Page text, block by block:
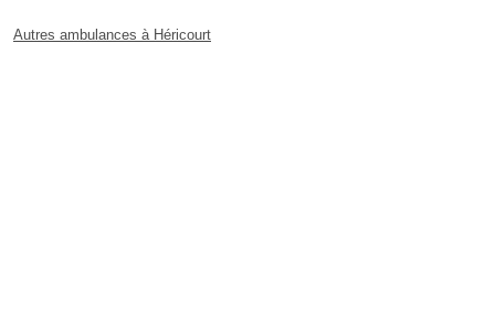
Autres ambulances à Héricourt